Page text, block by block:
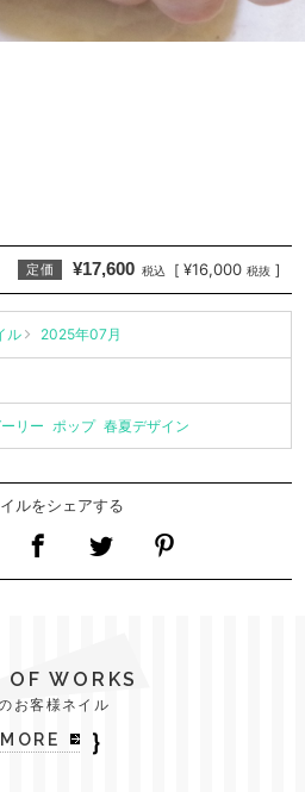
定価 ¥17,600 税込 [ ¥16,000 税抜 ]
ル 2025年07月
リー ポップ 春夏デザイン
ルをシェアする
OF WORKS
お客様ネイル
MORE ｝